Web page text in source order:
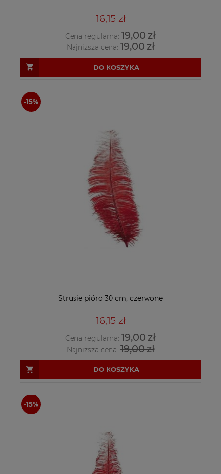
16,15 zł
Cena regularna: 19,00 zł
Najniższa cena:19,00 zł
DO KOSZYKA
Strusie pióro 30 cm, czerwone
16,15 zł
Cena regularna: 19,00 zł
Najniższa cena:19,00 zł
DO KOSZYKA